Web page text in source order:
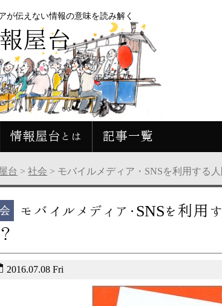
が伝えない情報の意味を読み解く
屋台
情報屋台とは 記事一覧
台 >社会 > モバイルメディア・SNSを利用する
モバイルメディア・SNSを利用
2016.07.08 Fri